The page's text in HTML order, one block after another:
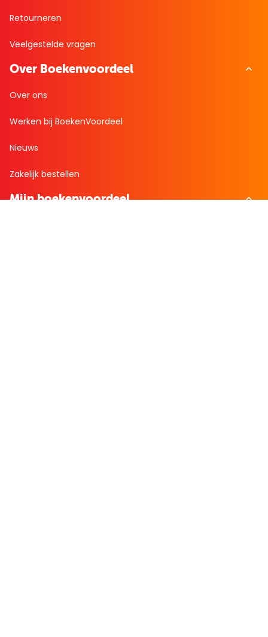
Retourneren
Veelgestelde vragen
Over Boekenvoordeel
Over ons
Werken bij BoekenVoordeel
Nieuws
Zakelijk bestellen
Mijn boekenvoordeel